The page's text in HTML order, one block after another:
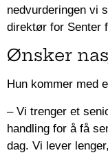
nedvurderingen vi
direktør for Senter
Ønsker
Hun kommer med
– Vi trenger et
handling for å få
dag. Vi lever